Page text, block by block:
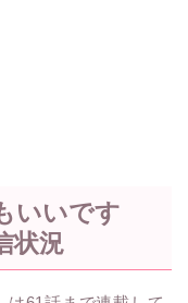
いいです
状況